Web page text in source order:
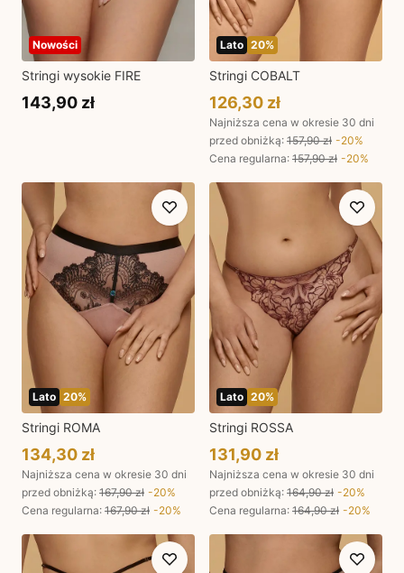
Nowości
Stringi wysokie FIRE
143,90 zł
Lato 20%
Stringi COBALT
126,30 zł
Najniższa cena w okresie 30 dni
przed obniżką: 157,90 zł -20%
Cena regularna: 157,90 zł -20%
Lato 20%
Stringi ROMA
134,30 zł
Najniższa cena w okresie 30 dni
przed obniżką: 167,90 zł -20%
Cena regularna: 167,90 zł -20%
Lato 20%
Stringi ROSSA
131,90 zł
Najniższa cena w okresie 30 dni
przed obniżką: 164,90 zł -20%
Cena regularna: 164,90 zł -20%